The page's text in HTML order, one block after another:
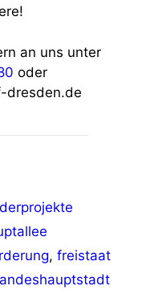
an uns unter
oder
dresden.de
,freistaat